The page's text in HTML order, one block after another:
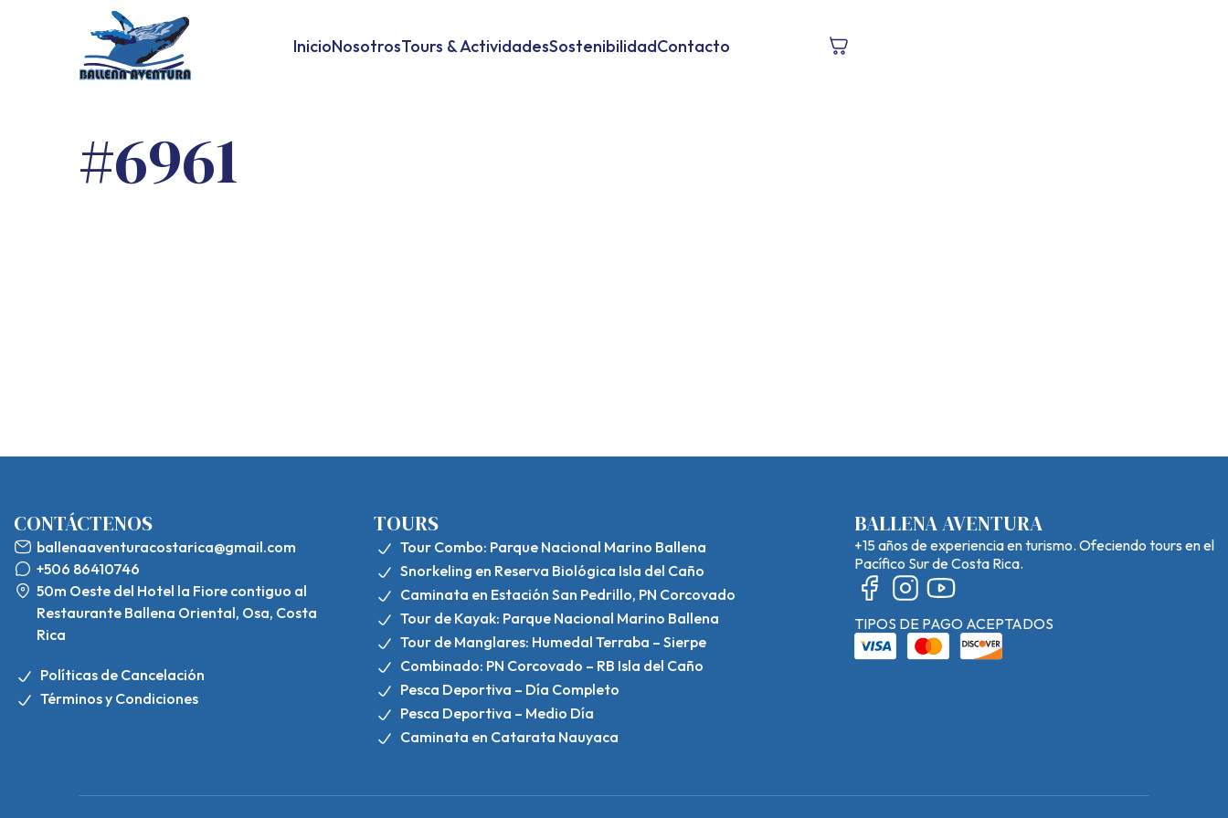
InicioNosotrosTours & ActividadesSostenibilidadContacto
#6961
CONTÁCTENOS
ballenaaventuracostarica@gmail.com
+506 86410746
50m Oeste del Hotel la Fiore contiguo al
Restaurante Ballena Oriental, Osa, Costa
Rica
Políticas de Cancelación
Términos y Condiciones
TOURS
Tour Combo: Parque Nacional Marino Ballena
Snorkeling en Reserva Biológica Isla del Caño
Caminata en Estación San Pedrillo, PN Corcovado
Tour de Kayak: Parque Nacional Marino Ballena
Tour de Manglares: Humedal Terraba – Sierpe
Combinado: PN Corcovado – RB Isla del Caño
Pesca Deportiva – Día Completo
Pesca Deportiva – Medio Día
Caminata en Catarata Nauyaca
BALLENA AVENTURA
+15 años de experiencia en turismo. Ofeciendo tours en el
Pacífico Sur de Costa Rica.
TIPOS DE PAGO ACEPTADOS